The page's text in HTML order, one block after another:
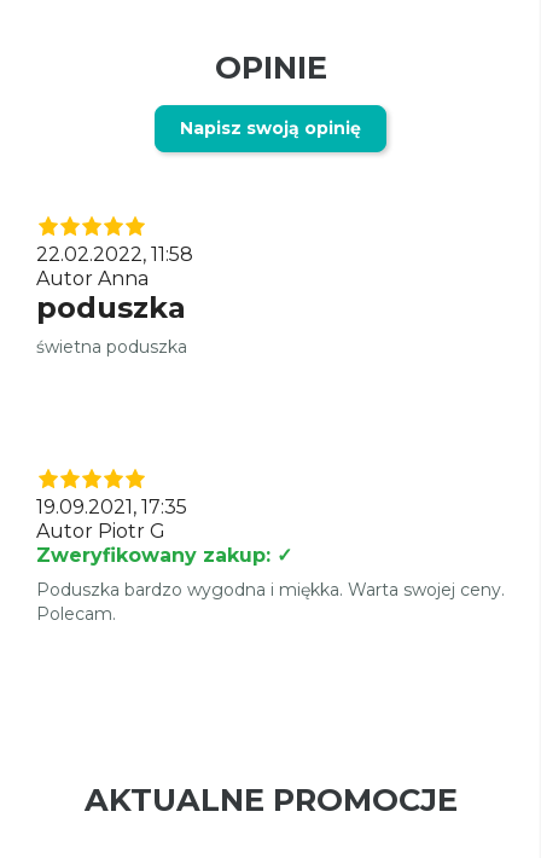
OPINIE
Napisz swoją opinię
22.02.2022, 11:58
Autor Anna
poduszka
świetna poduszka
19.09.2021, 17:35
Autor Piotr G
Zweryfikowany zakup: ✓
Poduszka bardzo wygodna i miękka. Warta swojej ceny.
Polecam.
AKTUALNE PROMOCJE